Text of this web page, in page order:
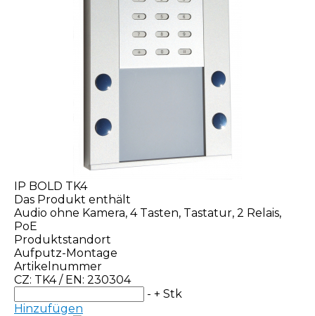
IP BOLD TK4
Das Produkt enthält
Audio ohne Kamera, 4 Tasten, Tastatur, 2 Relais,
PoE
Produktstandort
Aufputz-Montage
Artikelnummer
CZ: TK4 / EN: 230304
- + Stk
Hinzufügen